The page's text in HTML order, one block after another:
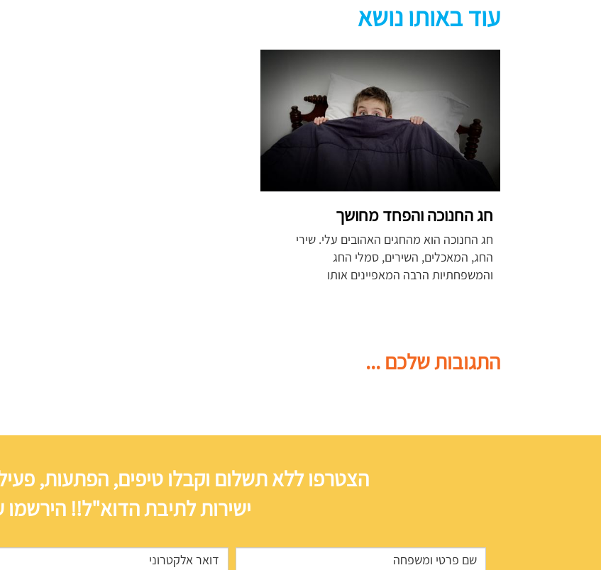
עוד באותו נושא
חג החנוכה והפחד מחושך
חג החנוכה הוא מהחגים האהובים עלי. שירי
החג, המאכלים, השירים, סמלי החג
והמשפחתיות הרבה המאפיינים אותו
התגובות שלכם ...
הצטרפו ללא תשלום וקבלו טיפים, הפתעות,
ישירות לתיבת הדוא"ל!! הירשמו